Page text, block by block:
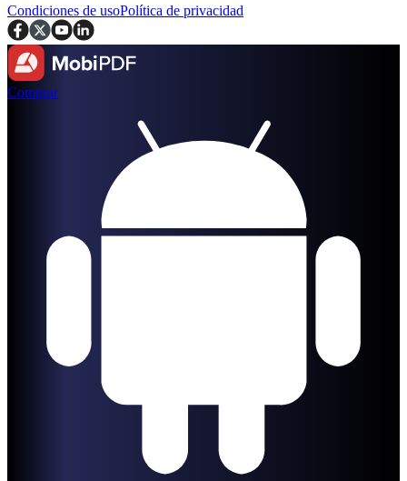
Condiciones de usoPolítica de privacidad
Comprar